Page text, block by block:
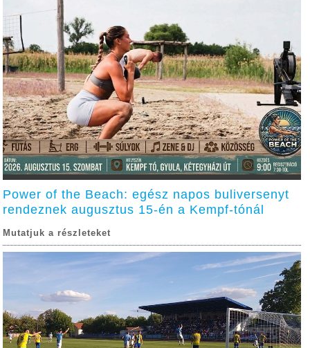
Power of the Beach: egész napos buliversenyt
rendeznek augusztus 15-én a Kempf-tónál
Mutatjuk a részleteket